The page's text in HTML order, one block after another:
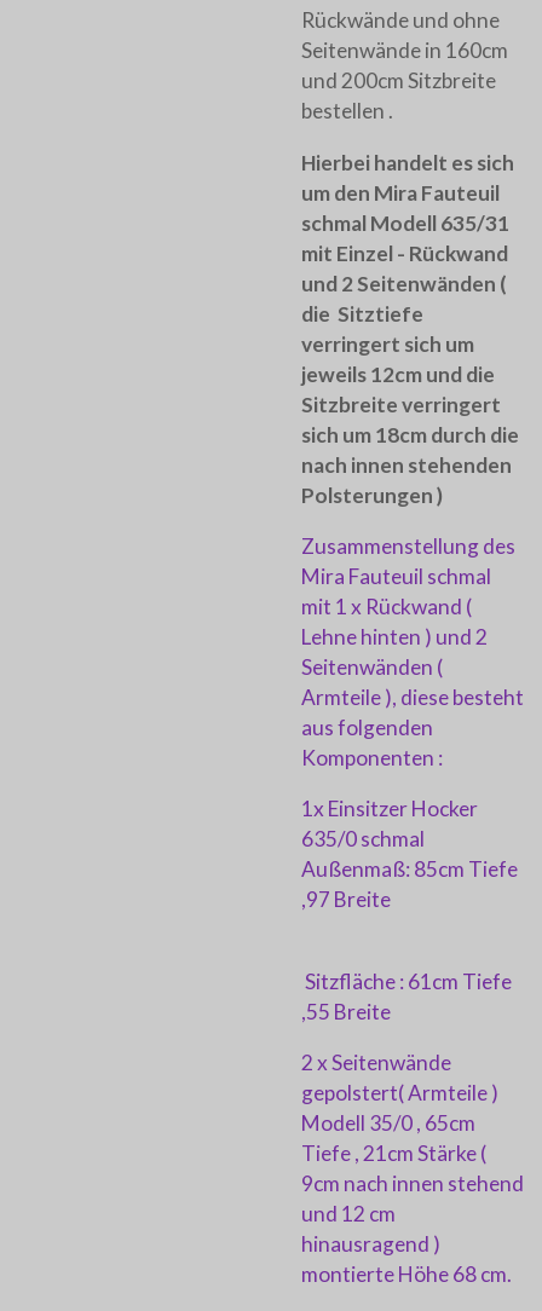
Rückwände und ohne
Seitenwände in 160cm
und 200cm Sitzbreite
bestellen .
Hierbei handelt es sich
um den Mira Fauteuil
schmal Modell 635/31
mit Einzel - Rückwand
und 2 Seitenwänden (
die Sitztiefe
verringert sich um
jeweils 12cm und die
Sitzbreite verringert
sich um 18cm durch die
nach innen stehenden
Polsterungen )
Zusammenstellung des
Mira Fauteuil schmal
mit 1 x Rückwand (
Lehne hinten ) und 2
Seitenwänden (
Armteile ), diese besteht
aus folgenden
Komponenten :
1x Einsitzer Hocker
635/0 schmal
Außenmaß: 85cm Tiefe
,97 Breite
Sitzfläche : 61cm Tiefe
,55 Breite
2 x Seitenwände
gepolstert( Armteile )
Modell 35/0 , 65cm
Tiefe , 21cm Stärke (
9cm nach innen stehend
und 12 cm
hinausragend )
montierte Höhe 68 cm.